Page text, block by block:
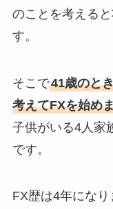
のことを考える
す。
そこで41歳のと
考えてFXを始め
子供がいる4人家
です。
FX歴は4年にな